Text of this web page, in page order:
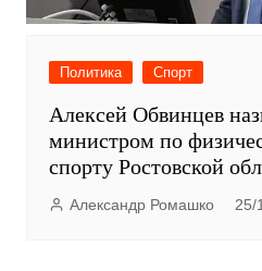
Политика Спорт
Алексей Обвинцев
министром по
спорту Ростовской
Александр Ромашко 25/